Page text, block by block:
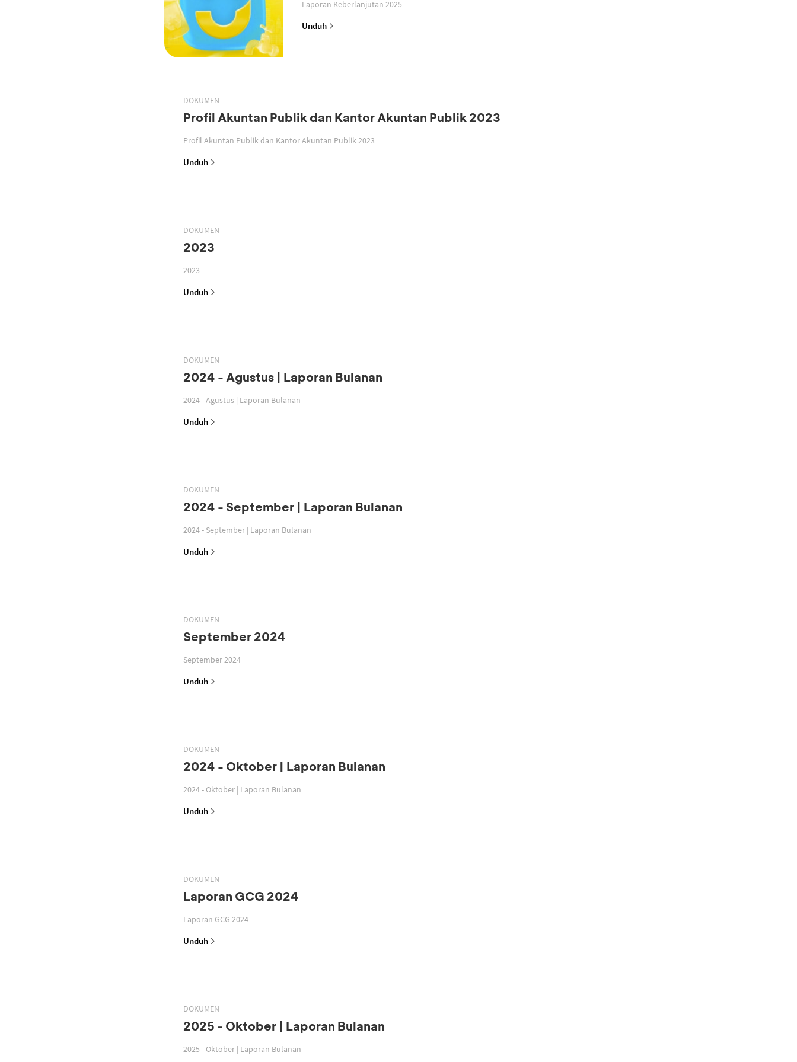
Laporan Keberlanjutan 2025
Unduh
DOKUMEN
Profil Akuntan Publik dan Kantor Akuntan Publik 2023
Profil Akuntan Publik dan Kantor Akuntan Publik 2023
Unduh
DOKUMEN
2023
2023
Unduh
DOKUMEN
2024 - Agustus | Laporan Bulanan
2024 - Agustus | Laporan Bulanan
Unduh
DOKUMEN
2024 - September | Laporan Bulanan
2024 - September | Laporan Bulanan
Unduh
DOKUMEN
September 2024
September 2024
Unduh
DOKUMEN
2024 - Oktober | Laporan Bulanan
2024 - Oktober | Laporan Bulanan
Unduh
DOKUMEN
Laporan GCG 2024
Laporan GCG 2024
Unduh
DOKUMEN
2025 - Oktober | Laporan Bulanan
2025 - Oktober | Laporan Bulanan